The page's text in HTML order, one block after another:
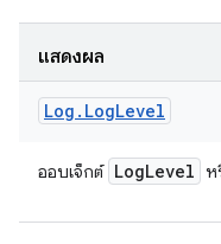
แสดงผล
Log . LogLevel
ออบเจ็กต์ LogLevel ห